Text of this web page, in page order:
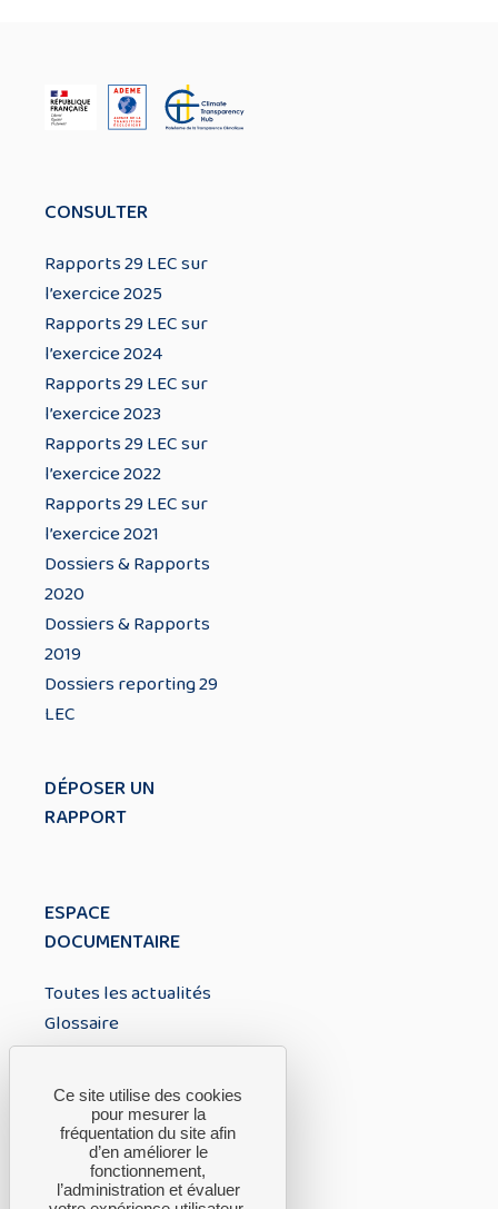
CONSULTER
Rapports 29 LEC sur
l’exercice 2025
Rapports 29 LEC sur
l’exercice 2024
Rapports 29 LEC sur
l’exercice 2023
Rapports 29 LEC sur
l’exercice 2022
Rapports 29 LEC sur
l’exercice 2021
Dossiers & Rapports
2020
Dossiers & Rapports
2019
Dossiers reporting 29
LEC
DÉPOSER UN
RAPPORT
ESPACE
DOCUMENTAIRE
Toutes les actualités
Glossaire
À PROPOS
A propos du CTH
FAQ
Ce site utilise des cookies
pour mesurer la
fréquentation du site afin
d’en améliorer le
fonctionnement,
l’administration et évaluer